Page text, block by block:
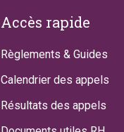
Footer
Accès rapide
Règlements & Guides
Calendrier des appels
Résultats des appels